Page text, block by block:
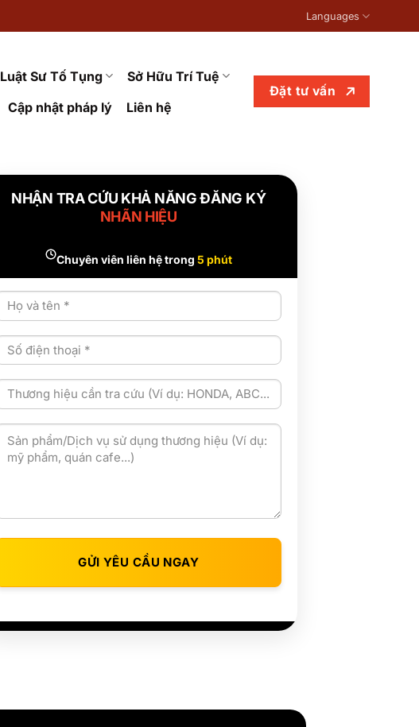
Languages
Luật Sư Tố Tụng
Sở Hữu Trí Tuệ
Cập nhật pháp lý Liên hệ
Đặt tư vấn
NHẬN TRA CỨU KHẢ NĂNG ĐĂNG KÝ
NHÃN HIỆU
Chuyên viên liên hệ trong 5 phút
GỬI YÊU CẦU NGAY